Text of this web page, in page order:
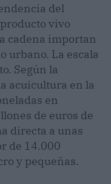
del
vivo
cadena importan
urbano. La escala
Según la
acuicultura en la
en
de euros de
directa a unas
de 14.000
y pequeñas.